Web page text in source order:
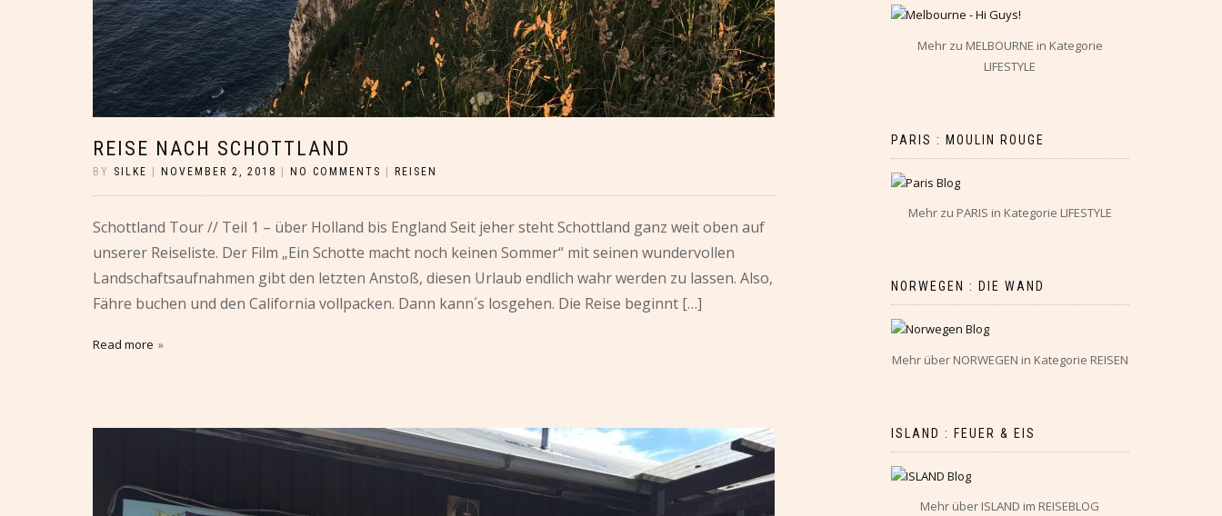
REISE NACH SCHOTTLAND
BY SILKE NOVEMBER 2, 2018 NO COMMENTS REISEN
Schottland Tour // Teil 1 – über Holland bis England Seit jeher steht Schottland ganz weit oben auf
unserer Reiseliste. Der Film „Ein Schotte macht noch keinen Sommer“ mit seinen wundervollen
Landschaftsaufnahmen gibt den letzten Anstoß, diesen Urlaub endlich wahr werden zu lassen. Also,
Fähre buchen und den California vollpacken. Dann kann´s losgehen. Die Reise beginnt […]
Read more
Mehr zu MELBOURNE in Kategorie
LIFESTYLE
PARIS : MOULIN ROUGE
Mehr zu PARIS in Kategorie LIFESTYLE
NORWEGEN : DIE WAND
Mehr über NORWEGEN in Kategorie REISEN
ISLAND : FEUER & EIS
Mehr über ISLAND im REISEBLOG